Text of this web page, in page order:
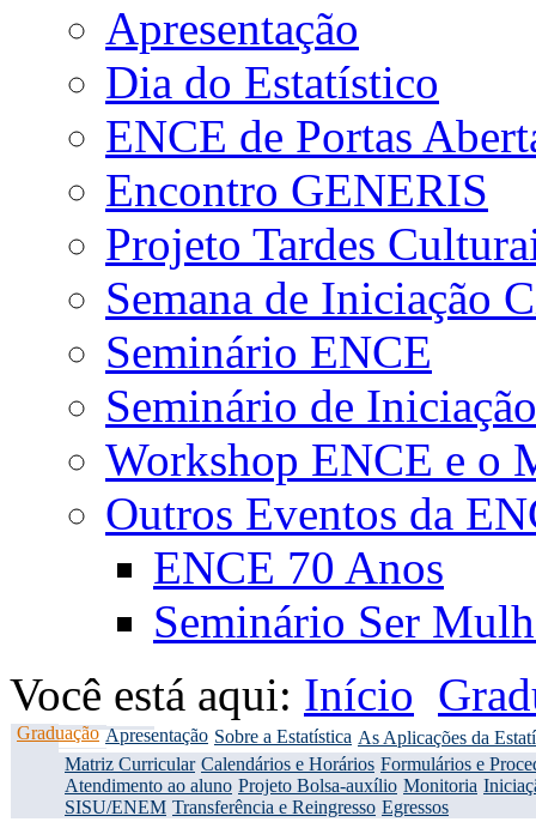
Apresentação
Dia do Estatístico
ENCE de Portas
Encontro GENERIS
Projeto Tardes
Semana de Iniciação
Seminário ENCE
Seminário de
Workshop ENCE e o
Outros Eventos da
ENCE 70 Anos
Seminário Ser
Você está aqui: Início
Graduação Apresentação Sobre a Estatística As Aplicações da
Matriz Curricular Calendários e Horários Formulários e
Atendimento ao aluno Projeto Bolsa-auxílio Monitoria
SISU/ENEM Transferência e Reingresso Egressos